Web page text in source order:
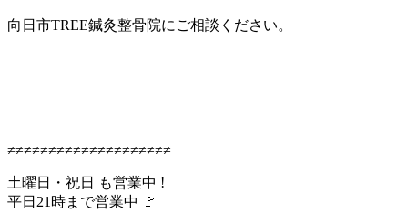
向日市TREE鍼灸整骨院にご相談ください。
≠≠≠≠≠≠≠≠≠≠≠≠≠≠≠≠≠≠≠≠
土曜日・祝日 も営業中 !
平日21時まで営業中 🚩